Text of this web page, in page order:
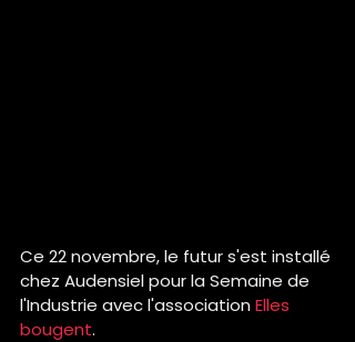
Ce 22 novembre, le futur s'est installé
chez Audensiel pour la Semaine de
l'Industrie avec l'association Elles
bougent.